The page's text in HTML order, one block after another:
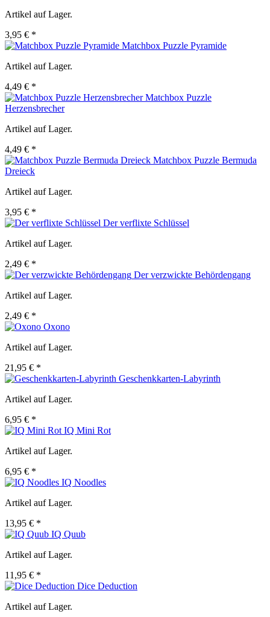
Artikel auf Lager.
3,95 € *
Matchbox Puzzle Pyramide
Artikel auf Lager.
4,49 € *
Matchbox Puzzle
Herzensbrecher
Artikel auf Lager.
4,49 € *
Matchbox Puzzle Bermuda
Dreieck
Artikel auf Lager.
3,95 € *
Der verflixte Schlüssel
Artikel auf Lager.
2,49 € *
Der verzwickte Behördengang
Artikel auf Lager.
2,49 € *
Oxono
Artikel auf Lager.
21,95 € *
Geschenkkarten-Labyrinth
Artikel auf Lager.
6,95 € *
IQ Mini Rot
Artikel auf Lager.
6,95 € *
IQ Noodles
Artikel auf Lager.
13,95 € *
IQ Quub
Artikel auf Lager.
11,95 € *
Dice Deduction
Artikel auf Lager.